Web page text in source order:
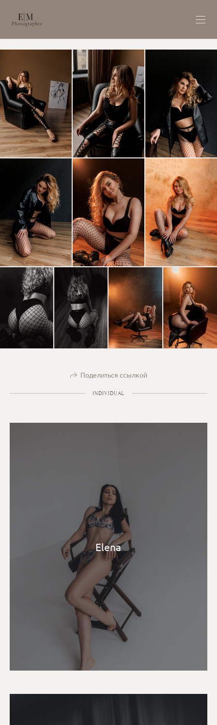
Поделиться ссылкой
INDIVIDUAL
Elena